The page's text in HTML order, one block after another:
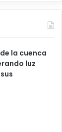
la cuenca
luz